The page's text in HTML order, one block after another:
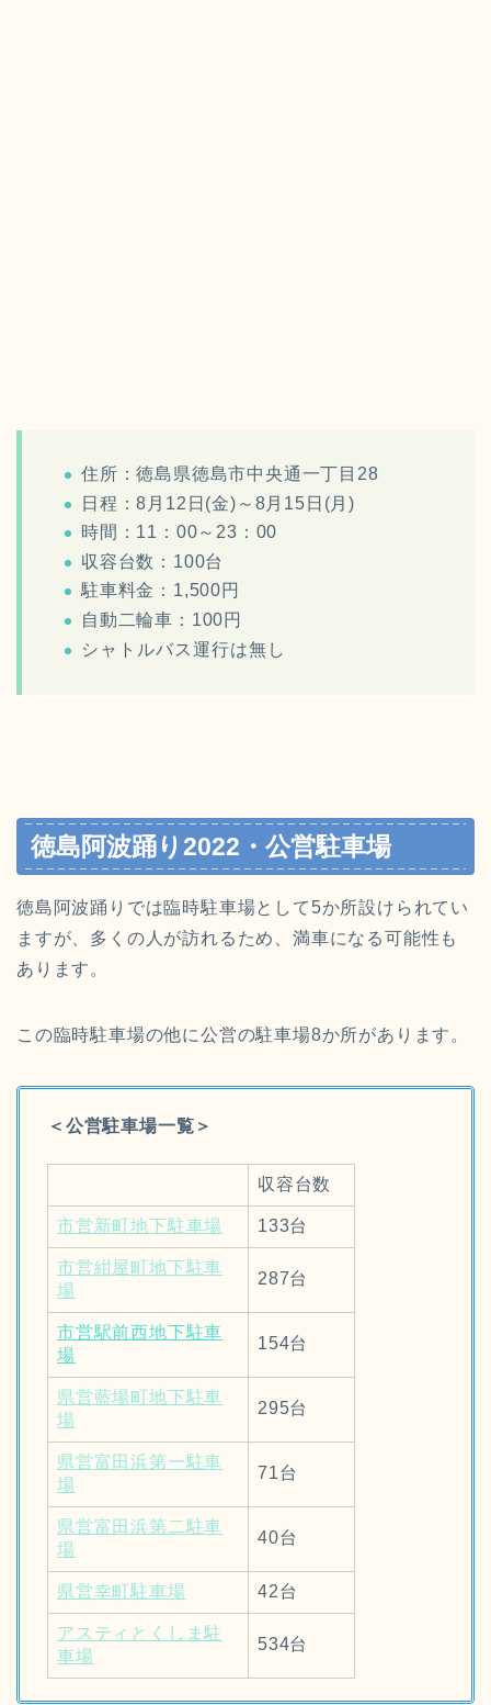
住所：徳島県徳島市中央通一丁目28
日程：8月12日(金)～8月15日(月)
時間：11：00～23：00
収容台数：100台
駐車料金：1,500円
自動二輪車：100円
シャトルバス運行は無し
徳島阿波踊り2022・公営駐車場
徳島阿波踊りでは臨時駐車場として5か所設けられてい
ますが、多くの人が訪れるため、満車になる可能性も
あります。
この臨時駐車場の他に公営の駐車場8か所があります。
＜公営駐車場一覧＞
収容台数
市営新町地下駐車場 133台
市営紺屋町地下駐車
場
287台
市営駅前西地下駐車
場
154台
県営藍場町地下駐車
場
295台
県営富田浜第一駐車
場
71台
県営富田浜第二駐車
場
40台
県営幸町駐車場 42台
アスティとくしま駐
車場
534台